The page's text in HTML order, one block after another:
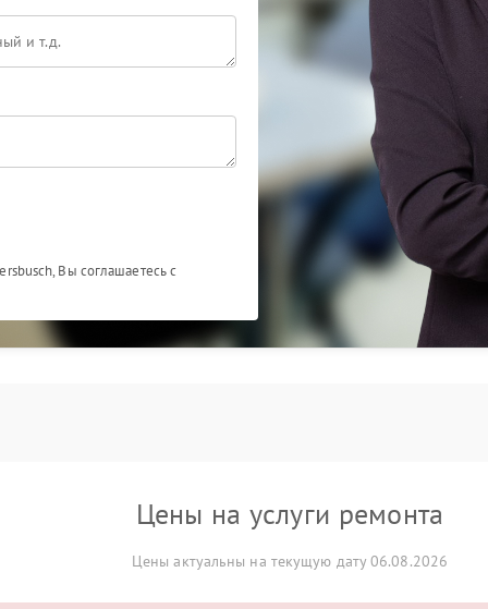
Вы соглашаетесь с
Цены на услуги ремонта
Цены актуальны на текущую дату 06.08.2026